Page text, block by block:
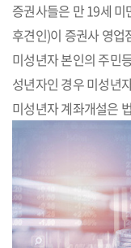
증권사들은 만 19세
후견인)이 증권사 영업
미성년자 본인의 주민
성년자인 경우 미성년
미성년자 계좌개설은